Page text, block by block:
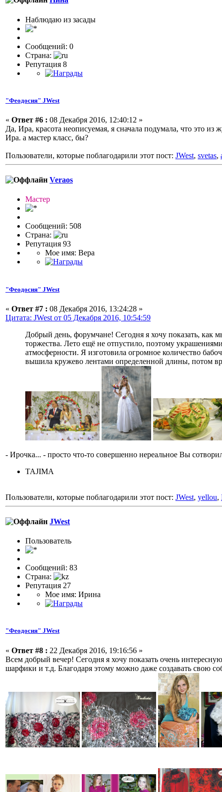
Наблюдаю из засады
Сообщений: 0
Страна:
Репутация 8
"Феодосия" JWest
« Ответ #6 : 08 Декабря 2016, 12:40:12 »
Да, Ира, красота неописуемая, я сначала подумала, что это
Ира. а мастер класс, бы?
Пользователи, которые поблагодарили этот пост: JWest, svetas,
Veraos
Мастер
Сообщений: 508
Страна:
Репутация 93
Мое имя: Вера
"Феодосия" JWest
« Ответ #7 : 08 Декабря 2016, 13:24:28 »
Цитата: JWest от 05 Декабря 2016, 10:54:59
Добрый день, форумчане! Сегодня я хочу показать, как
торжества. Лето ещё не отпустило, поэтому
атмосферности. Я изготовила огромное количество
вышила кружево лентами определенной длины, потом
- Ирочка... - просто что-то совершенно нереальное Вы
TAJIMA
Пользователи, которые поблагодарили этот пост: JWest, yellou,
JWest
Пользовaтeль
Сообщений: 83
Страна:
Репутация 27
Мое имя: Ирина
"Феодосия" JWest
« Ответ #8 : 22 Декабря 2016, 19:16:56 »
Всем добрый вечер! Сегодня я хочу показать очень
шарфики и т.д. Благодаря этому можно даже создавать свою